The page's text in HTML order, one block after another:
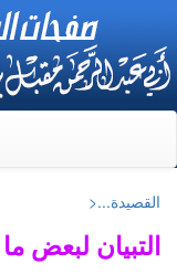
القصيدة...<
التبيان لبعض